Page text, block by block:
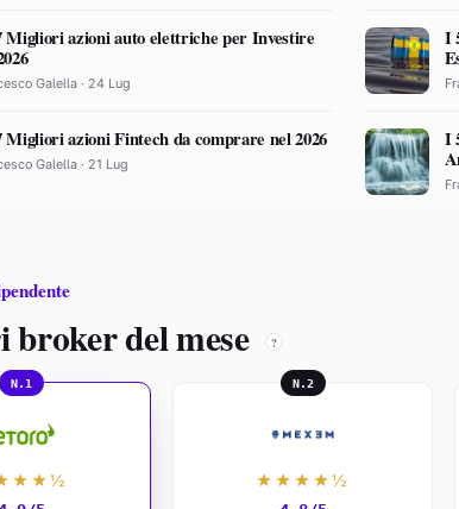
Migliori azioni auto elettriche per Investire
Galella · 24 Lug
Migliori azioni Fintech da comprare nel 2026
Galella · 21 Lug
I
I
del mese ?
N.1 N.2
★★★★½